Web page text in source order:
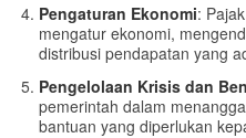
Pengaturan Ekonomi:
mengatur ekonomi,
distribusi pendapatan yang
Pengelolaan Krisis dan
pemerintah dalam
bantuan yang diperlukan